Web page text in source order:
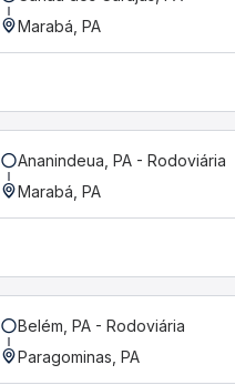
Marabá, PA
Ananindeua, PA - Rodoviária
Marabá, PA
Belém, PA - Rodoviária
Paragominas, PA